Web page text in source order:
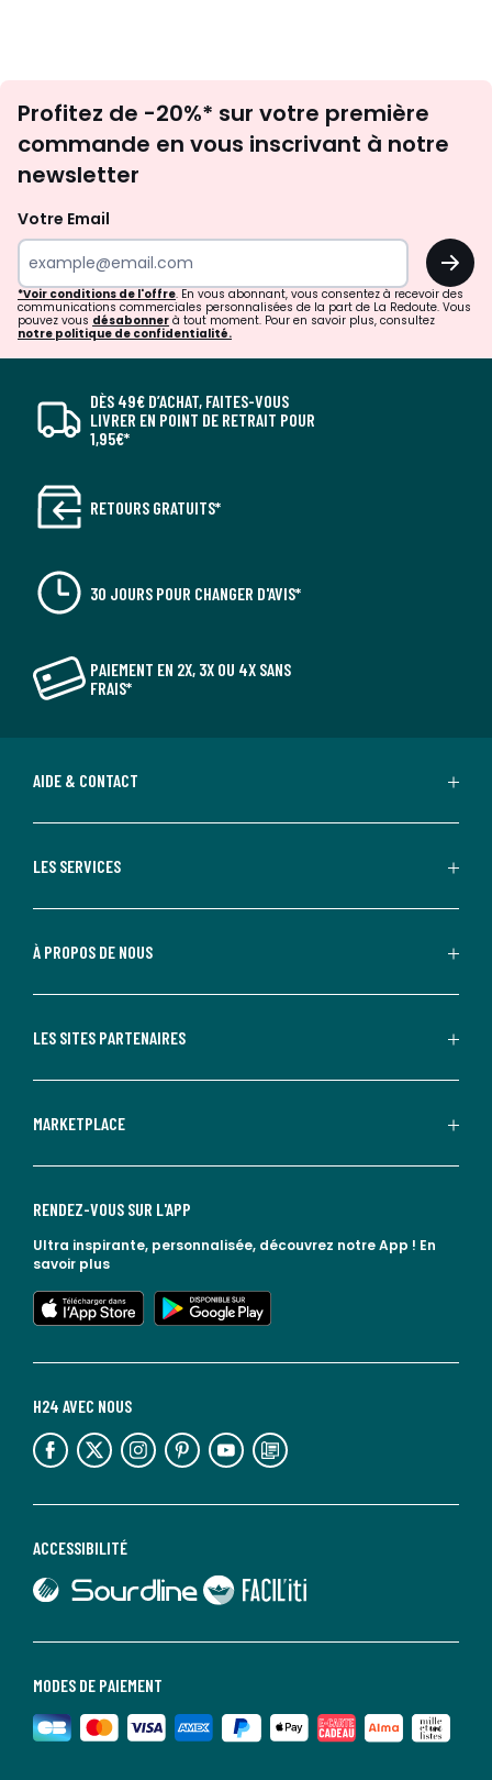
newsletter
Profitez de -20%* sur votre première
commande en vous inscrivant à notre
newsletter
Votre Email
OK
*Voir conditions de l'offre. En vous abonnant, vous consentez à recevoir des
communications commerciales personnalisées de la part de La Redoute. Vous
pouvez vous désabonner à tout moment. Pour en savoir plus, consultez
notre politique de confidentialité.
DÈS 49€ D’ACHAT, FAITES-VOUS
LIVRER EN POINT DE RETRAIT POUR
1,95€*
RETOURS GRATUITS*
30 JOURS POUR CHANGER D'AVIS*
PAIEMENT EN 2X, 3X OU 4X SANS
FRAIS*
AIDE & CONTACT
LES SERVICES
À PROPOS DE NOUS
LES SITES PARTENAIRES
MARKETPLACE
MODES DE PAIEMENT
ACCESSIBILITÉ
lien vers Sourdline
lien vers Faciliti
H24 AVEC NOUS
lien vers l'espace réseaux sociaux lien vers l'espace réseaux sociaux lien vers l'espace réseaux sociaux lien vers l'espace réseaux sociaux lien vers l'espace réseaux sociaux lien vers le blog la redoute
RENDEZ-VOUS SUR L'APP
Ultra inspirante, personnalisée, découvrez notre App ! En
savoir plus
lien vers l'app store
lien vers google play